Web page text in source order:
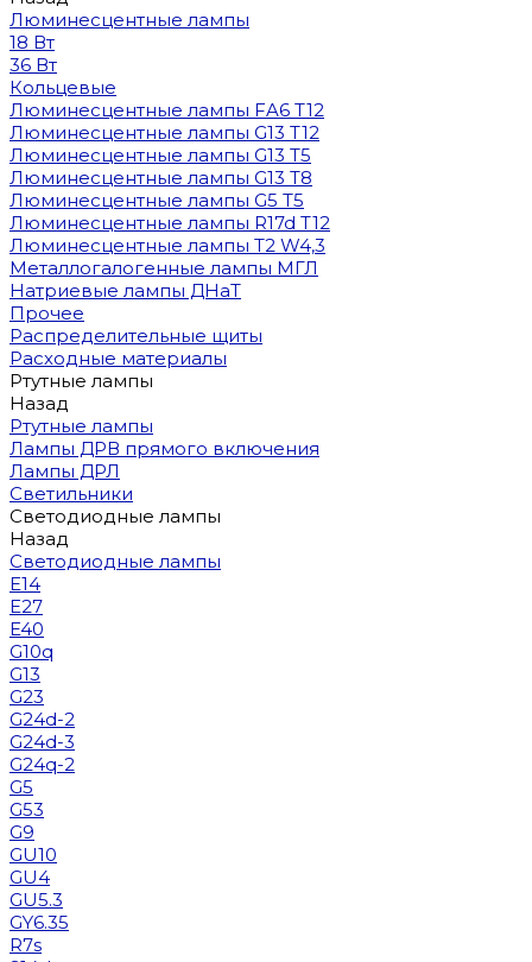
Люминесцентные лампы
18 Вт
36 Вт
Кольцевые
Люминесцентные лампы FA6 T12
Люминесцентные лампы G13 T12
Люминесцентные лампы G13 T5
Люминесцентные лампы G13 T8
Люминесцентные лампы G5 T5
Люминесцентные лампы R17d T12
Люминесцентные лампы T2 W4,3
Металлогалогенные лампы МГЛ
Натриевые лампы ДНаТ
Прочее
Распределительные щиты
Расходные материалы
Ртутные лампы
Назад
Ртутные лампы
Лампы ДРВ прямого включения
Лампы ДРЛ
Светильники
Светодиодные лампы
Назад
Светодиодные лампы
E14
E27
E40
G10q
G13
G23
G24d-2
G24d-3
G24q-2
G5
G53
G9
GU10
GU4
GU5.3
GY6.35
R7s